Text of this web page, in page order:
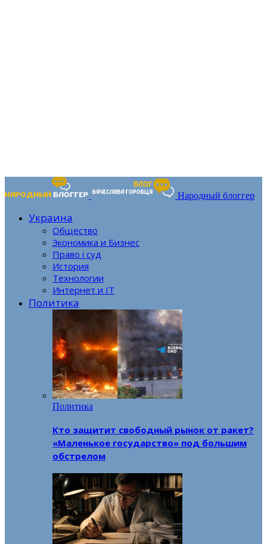
Народный блоггер
Украина
Общество
Экономика и Бизнес
Право і суд
История
Технологии
Интернет и IT
Политика
Политика
Кто защитит свободный рынок от ракет?
«Маленькое государство» под большим
обстрелом